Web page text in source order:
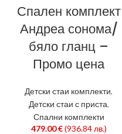
Спален комплект
Андреа сонома/
бяло гланц –
Промо цена
Детски стаи комплекти,
Детски стаи с приста,
Спални комплекти
479.00€ (936.84 лв.)